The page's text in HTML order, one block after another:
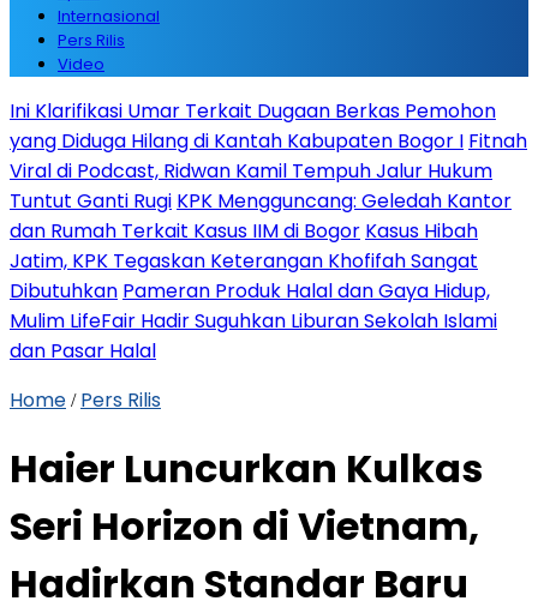
Internasional
Pers Rilis
Video
Ini Klarifikasi Umar Terkait Dugaan Berkas Pemohon
yang Diduga Hilang di Kantah Kabupaten Bogor I Fitnah
Viral di Podcast, Ridwan Kamil Tempuh Jalur Hukum
Tuntut Ganti Rugi KPK Mengguncang: Geledah Kantor
dan Rumah Terkait Kasus IIM di Bogor Kasus Hibah
Jatim, KPK Tegaskan Keterangan Khofifah Sangat
Dibutuhkan Pameran Produk Halal dan Gaya Hidup,
Mulim LifeFair Hadir Suguhkan Liburan Sekolah Islami
dan Pasar Halal
Home / Pers Rilis
Haier Luncurkan Kulkas
Seri Horizon di Vietnam,
Hadirkan Standar Baru